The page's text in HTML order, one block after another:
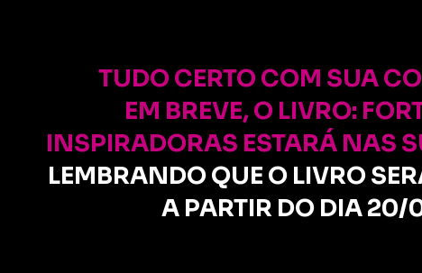
TUDO CERTO COM SUA
EM BREVE, O LIVRO:
INSPIRADORAS ESTARÁ NAS
LEMBRANDO QUE O LIVRO
A PARTIR DO DIA 20/